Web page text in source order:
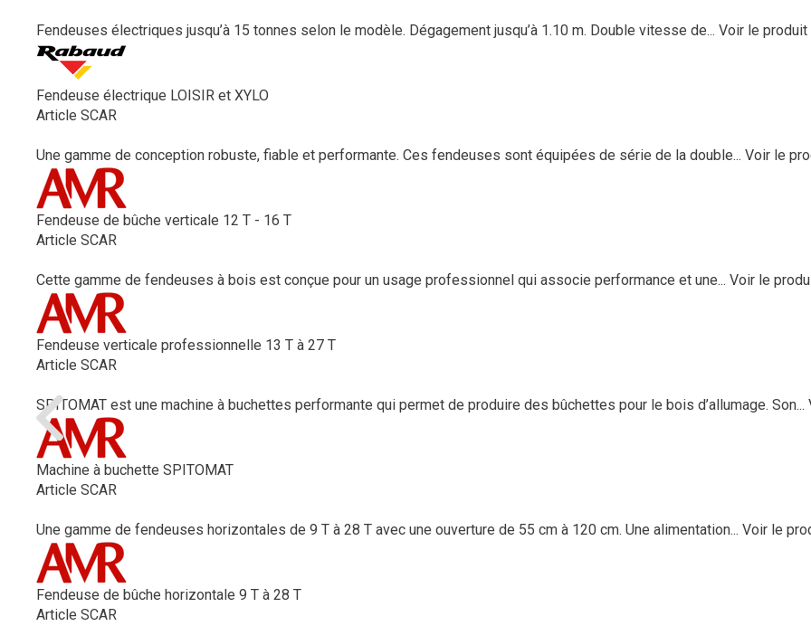
Fendeuses électriques jusqu’à 15 tonnes selon le modèle. Dégagement jusqu’à 1.10 m. Double vitesse de... Voir le produit
Fendeuse électrique LOISIR et XYLO
Article SCAR
Une gamme de conception robuste, fiable et performante. Ces fendeuses sont équipées de série de la double... Voir le
Fendeuse de bûche verticale 12 T - 16 T
Article SCAR
Cette gamme de fendeuses à bois est conçue pour un usage professionnel qui associe performance et une... Voir le
Fendeuse verticale professionnelle 13 T à 27 T
Article SCAR
SPITOMAT est une machine à buchettes performante qui permet de produire des bûchettes pour le bois d’allumage. Son...
Machine à buchette SPITOMAT
Article SCAR
Une gamme de fendeuses horizontales de 9 T à 28 T avec une ouverture de 55 cm à 120 cm. Une alimentation... Voir le
Fendeuse de bûche horizontale 9 T à 28 T
Article SCAR